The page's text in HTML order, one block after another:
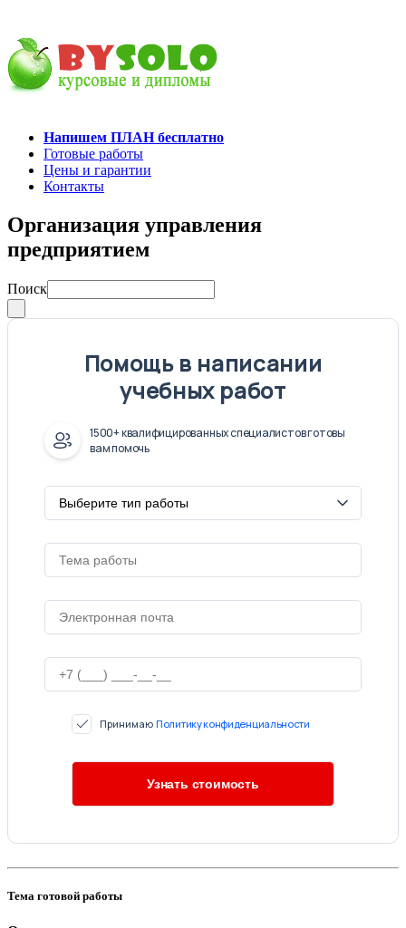
Напишем ПЛАН бесплатно
Готовые работы
Цены и гарантии
Контакты
Организация управления
предприятием
Поиск
Помощь в написании
учебных работ
1500+ квалифицированных специалистов готовы
вам помочь
Принимаю Политику конфиденциальности
Тема готовой работы